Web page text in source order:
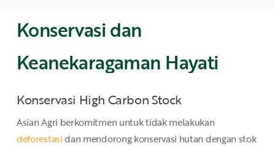
Konservasidan
Keanekaragaman Hayati
Konservasi High Carbon Stock
Asian Agri berkomitmen untuk tidak melakukan
deforestasidan mendorong konservasi hutan dengan stok